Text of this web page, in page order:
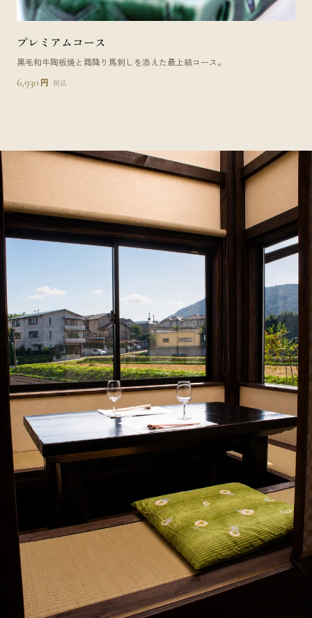
プレミアムコース
黒毛和牛陶板焼と霜降り馬刺しを添えた最上級コース。
6,930 円 税込